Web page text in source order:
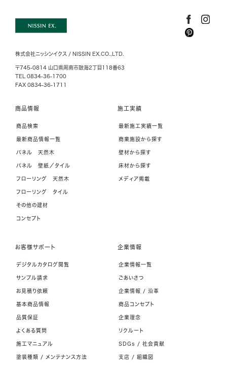
株式会社ニッシンイクス / NISSIN EX.CO.,LTD.
〒745-0814 山口県周南市鼓海2丁目118番63
TEL 0834-36-1700
FAX 0834-36-1711
商品情報
商品検索
最新商品情報一覧
パネル 天然木
パネル 壁紙／タイル
フローリング 天然木
フローリング タイル
その他の建材
コンセプト
施工実績
最新施工実績一覧
商業施設から探す
壁材から探す
床材から探す
メディア掲載
お客様サポート
デジタルカタログ閲覧
サンプル請求
お見積り依頼
基本商品情報
品質保証
よくある質問
施工マニュアル
塗装種類 / メンテナンス方法
企業情報
企業情報一覧
ごあいさつ
企業情報 / 沿革
商品コンセプト
企業理念
リクルート
SDGs / 社会貢献
支店 / 組織図